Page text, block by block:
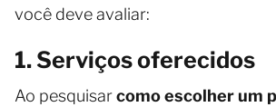
você deve avaliar:
1. Serviços oferecidos
Ao pesquisarcomo escolher um